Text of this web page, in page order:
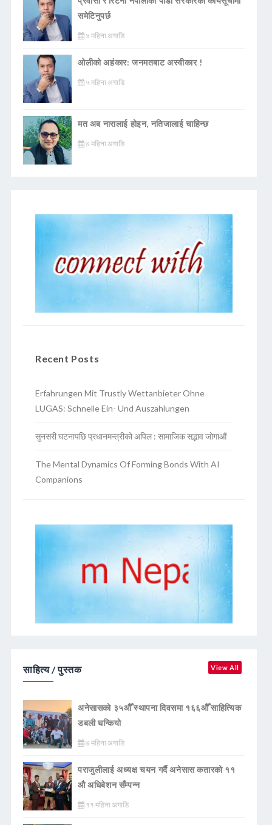
समेटिनुपर्छ
४ महिना अगाडि
ओलीको अहंकार: जनमतबाट अस्वीकार !
५ महिना अगाडि
मत अब नारालाई होइन, नतिजालाई चाहिन्छ
७ महिना अगाडि
Recent Posts
Erfahrungen Mit Trustly Wettanbieter Ohne
LUGAS: Schnelle Ein- Und Auszahlungen
सुनसरी घटनापछि प्रधानमन्त्रीको अपिल : सामाजिक सद्भाव जोगाऔं
The Mental Dynamics Of Forming Bonds With AI
Companions
साहित्य / पुस्तक View All
अनेसासको ३५औँ स्थापना दिवसमा १६६औँ साहित्यिक
डबली घन्कियाे
७ महिना अगाडि
पराजुलीलाई अध्यक्ष चयन गर्दै अनेसास कतारको ११
औ अधिबेशन सँम्पन्न
११ महिना अगाडि